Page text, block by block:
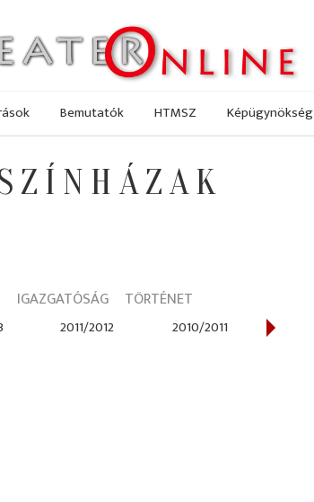
Bemutatók HTMSZ Képügynökség
IGAZGATÓSÁG TÖRTÉNET
2011/2012 2010/2011